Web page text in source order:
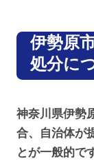
伊勢原
処分に
神奈川県伊勢
合、自治体が
とが一般的で